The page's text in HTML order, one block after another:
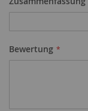
Bewertung